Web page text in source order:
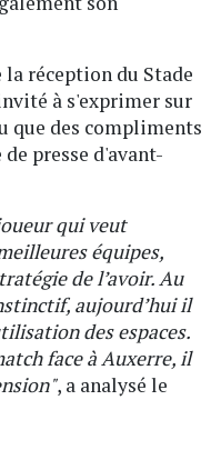
la réception du Stade
à s'exprimer sur
que des compliments
presse d'avant-
qui veut
équipes,
de l’avoir. Au
aujourd’hui il
des espaces.
face à Auxerre, il
, a analysé le